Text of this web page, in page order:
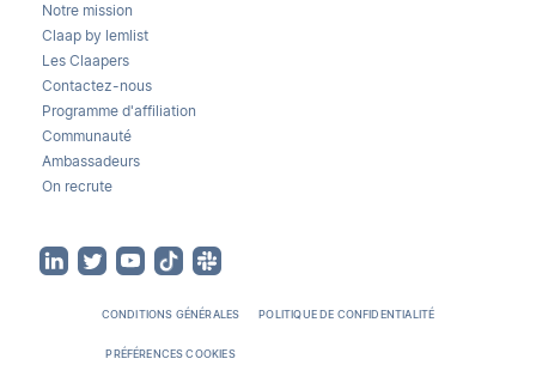
Notre mission
Claap by lemlist
Les Claapers
Contactez-nous
Programme d'affiliation
Communauté
Ambassadeurs
On recrute
CONDITIONS GÉNÉRALES POLITIQUE DE CONFIDENTIALITÉ
PRÉFÉRENCES COOKIES